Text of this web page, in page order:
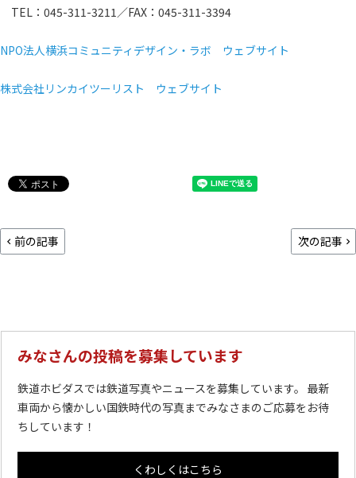
TEL：045-311-3211／FAX：045-311-3394
NPO法人横浜コミュニティデザイン・ラボ ウェブサイト
株式会社リンカイツーリスト ウェブサイト
前の記事 次の記事
みなさんの投稿を募集しています
鉄道ホビダスでは鉄道写真やニュースを募集しています。 最新
車両から懐かしい国鉄時代の写真までみなさまのご応募をお待
ちしています！
くわしくはこちら